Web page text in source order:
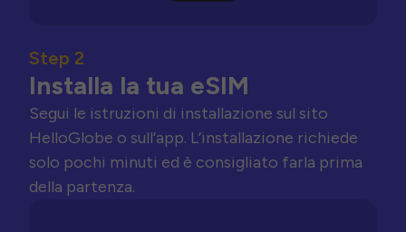
Step 2
Installa la tua eSIM
Segui le istruzioni di installazione sul sito
HelloGlobe o sull’app. L’installazione richiede
solo pochi minuti ed è consigliato farla prima
della partenza.